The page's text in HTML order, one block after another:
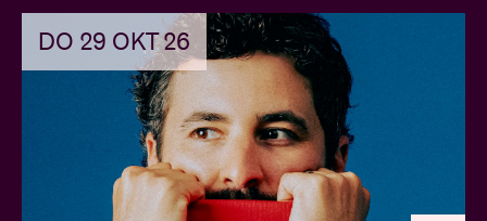
DO 29 OKT 26